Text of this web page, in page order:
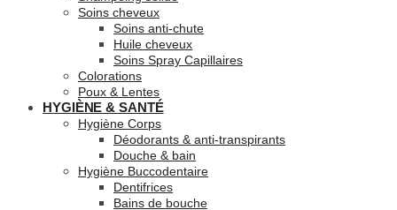
Soins cheveux
Soins anti-chute
Huile cheveux
Soins Spray Capillaires
Colorations
Poux & Lentes
HYGIÈNE & SANTÉ
Hygiène Corps
Déodorants & anti-transpirants
Douche & bain
Hygiène Buccodentaire
Dentifrices
Bains de bouche